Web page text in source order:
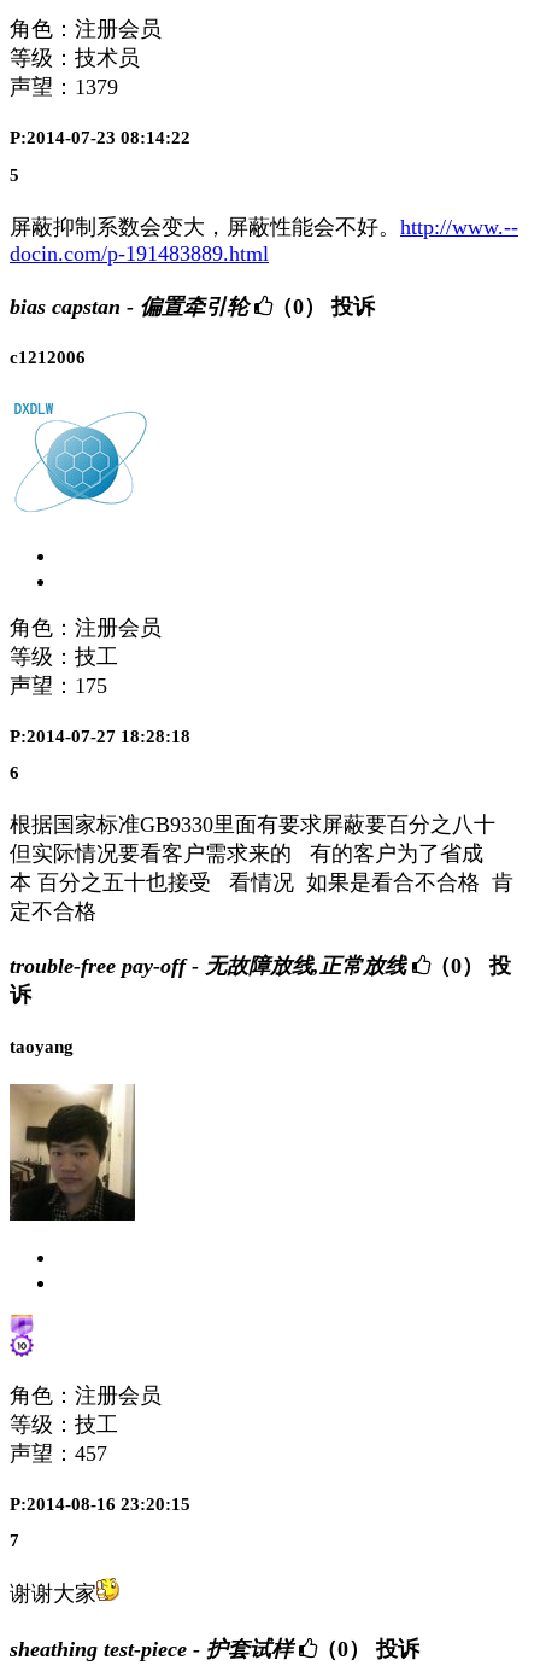
角色：注册会员
等级：技术员
声望： 1379
P:2014-07-23 08:14:22
5
屏蔽抑制系数会变大，屏蔽性能会不好。 http://www.--
docin.com/p-191483889.html
bias capstan - 偏置牵引轮 （0） 投诉
c1212006
角色：注册会员
等级：技工
声望： 175
P:2014-07-27 18:28:18
6
根据国家标准GB9330里面有要求屏蔽要百分之八十
但实际情况要看客户需求来的 有的客户为了省成
本 百分之五十也接受 看情况 如果是看合不合格 肯
定不合格
trouble-free pay-off - 无故障放线,正常放线 （0）
投
诉
taoyang
角色：注册会员
等级：技工
声望： 457
P:2014-08-16 23:20:15
7
谢谢大家
sheathing test-piece - 护套试样 （0） 投诉